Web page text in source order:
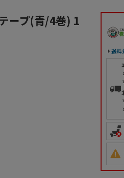
ープ(青/4巻) 1
送料